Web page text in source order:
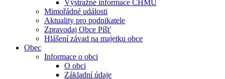
Výstražné informace ČHMÚ
Mimořádné události
Aktuality pro podnikatele
Zpravodaj Obce Píšť
Hlášení závad na majetku obce
Obec
Informace o obci
O obci
Základní údaje